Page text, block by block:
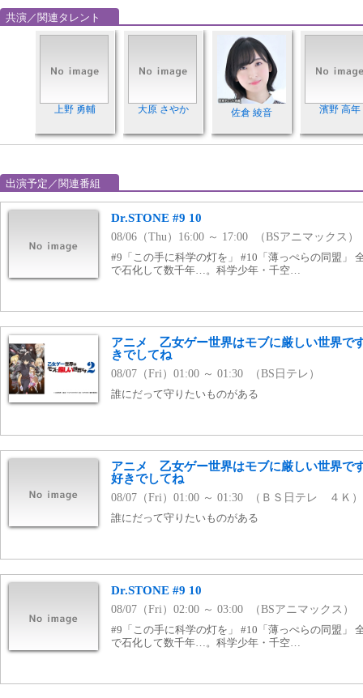
共演／関連タレント
上野 勇輔 大原 さやか 佐倉 綾音 濱野 高年
出演予定／関連番組
Dr.STONE #9 10
08/06（Thu）16:00 ～ 17:00 （BSアニマックス）
#9「この手に科学の灯を」 #10「薄っぺらの同盟」
で石化して数千年…。科学少年・千空…
アニメ 乙女ゲー世界はモブに厳しい世界
きでしてね
08/07（Fri）01:00 ～ 01:30 （BS日テレ）
誰にだって守りたいものがある
アニメ 乙女ゲー世界はモブに厳しい世界
好きでしてね
08/07（Fri）01:00 ～ 01:30 （ＢＳ日テレ ４Ｋ）
誰にだって守りたいものがある
Dr.STONE #9 10
08/07（Fri）02:00 ～ 03:00 （BSアニマックス）
#9「この手に科学の灯を」 #10「薄っぺらの同盟」
で石化して数千年…。科学少年・千空…